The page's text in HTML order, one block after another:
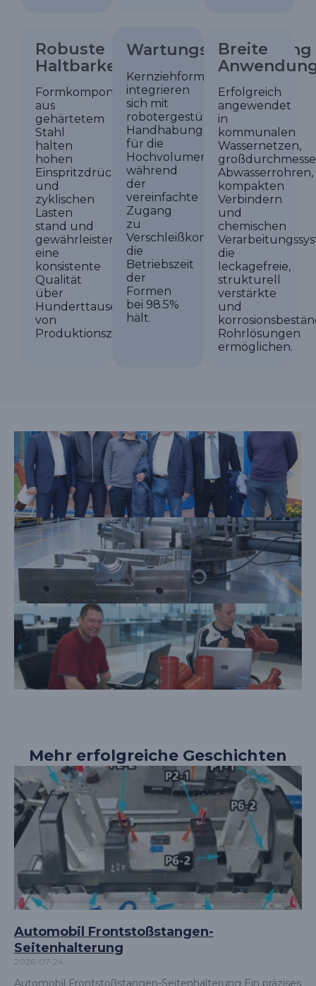
Robuste
Haltbarkeit
Formkomponenten
aus
gehärtetem
Stahl
halten
hohen
Einspritzdrücken
und
zyklischen
Lasten
stand und
gewährleisten
eine
konsistente
Qualität
über
Hunderttausende
von
Produktionszyklen.
Wartungsoptimierung
Kernziehformen
integrieren
sich mit
robotergestützten
Handhabungssystemen
für die
Hochvolumenproduktion,
während
der
vereinfachte
Zugang
zu
Verschleißkomponenten
die
Betriebszeit
der
Formen
bei 98.5%
hält.
Breite
Erfolgreich
angewendet
in
kommunalen
Wassernetzen,
Abwasserrohren,
kompakten
Verbindern
und
chemischen
die
leckagefreie,
strukturell
verstärkte
und
Rohrlösungen
ermöglichen.
Mehr erfolgreiche Geschichten
Automobil Frontstoßstangen-
Seitenhalterung
2026-07-24
Automobil Frontstoßstangen-Seitenhalterung Ein präzises